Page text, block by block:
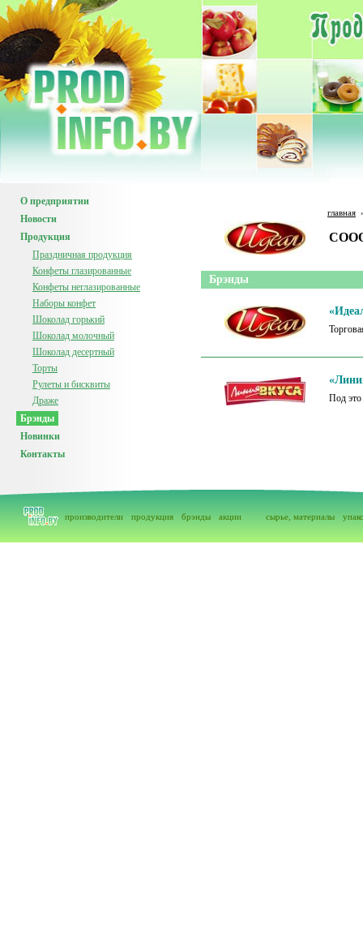
О предприятии
Новости
Продукция
Праздничная продукция
Конфеты глазированные
Конфеты неглазированные
Наборы конфет
Шоколад горький
Шоколад молочный
Шоколад десертный
Торты
Рулеты и бисквиты
Драже
Брэнды
Новинки
Контакты
главная
Брэнды
Под это
производители продукция брэнды акции сырье, материалы